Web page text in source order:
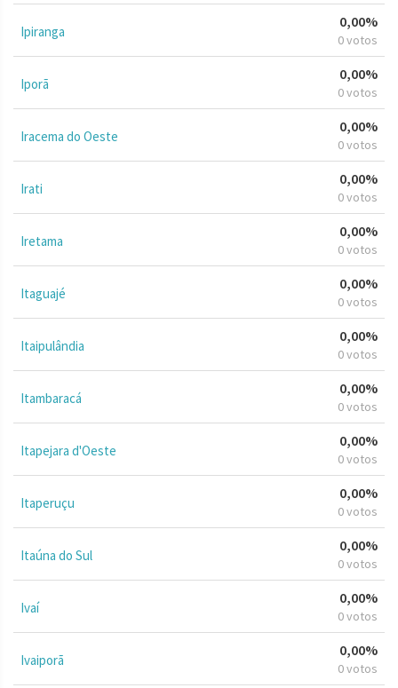
Ipiranga
0,00%
0 votos
Iporã
0,00%
0 votos
Iracema do Oeste
0,00%
0 votos
Irati
0,00%
0 votos
Iretama
0,00%
0 votos
Itaguajé
0,00%
0 votos
Itaipulândia
0,00%
0 votos
Itambaracá
0,00%
0 votos
Itapejara d'Oeste
0,00%
0 votos
Itaperuçu
0,00%
0 votos
Itaúna do Sul
0,00%
0 votos
Ivaí
0,00%
0 votos
Ivaiporã
0,00%
0 votos